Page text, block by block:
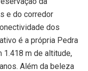
e do corredor
dos
é a própria Pedra
1.418 m de altitude,
Além da beleza